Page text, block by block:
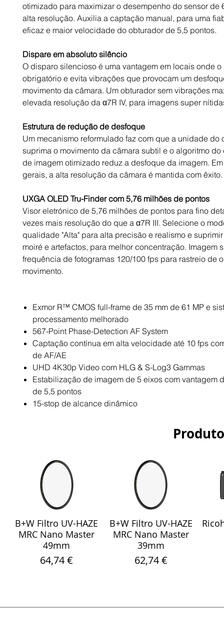
otimizado para maximizar o desempenho do sensor de
alta resolução. Auxilia a captação manual, para uma
eficaz e maior velocidade do obturador de 5,5 pontos.
Dispare em absoluto silêncio
O disparo silencioso é uma vantagem em locais onde
obrigatório e evita vibrações que provocam um
movimento da câmara. Um obturador sem vibrações
elevada resolução da α7R IV, para imagens super
Estrutura de redução de desfoque
Um mecanismo reformulado faz com que a unidade do
suprima o movimento da câmara subtil e o algoritmo
de imagem otimizado reduz a desfoque da imagem.
gerais, a alta resolução da câmara é mantida com êxito.
UXGA OLED Tru-Finder com 5,76 milhões de pontos
Visor eletrónico de 5,76 milhões de pontos para fino
vezes mais resolução do que a α7R III. Selecione o
qualidade "Alta" para alta precisão e realismo e
moiré e artefactos, para melhor concentração. Imagem
frequência de fotogramas 120/100 fps para rastreio de
movimento.
Exmor R™ CMOS full-frame de 35 mm de 61 MP e
processamento melhorado
567-Point Phase-Detection AF System
Captação contínua em alta velocidade até 10 fps
de AF/AE
UHD 4K30p Video com HLG & S-Log3 Gammas
Estabilização de imagem de 5 eixos com vantagem
de 5,5 pontos
15-stop de alcance dinâmico
Visualização rápida
B+W Filtro UV-HAZE
MRC Nano Master
49mm
Preço
64,74 €
Visualização rápida
B+W Filtro UV-HAZE
MRC Nano Master
39mm
Preço
62,74 €